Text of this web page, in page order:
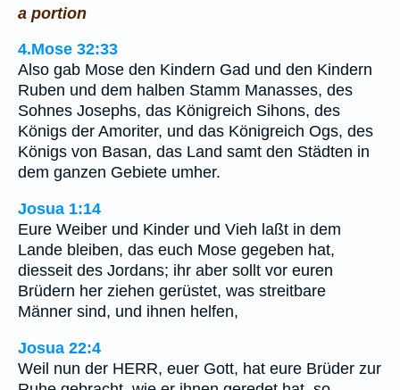
a portion
4.Mose 32:33
Also gab Mose den Kindern Gad und den Kindern
Ruben und dem halben Stamm Manasses, des
Sohnes Josephs, das Königreich Sihons, des
Königs der Amoriter, und das Königreich Ogs, des
Königs von Basan, das Land samt den Städten in
dem ganzen Gebiete umher.
Josua 1:14
Eure Weiber und Kinder und Vieh laßt in dem
Lande bleiben, das euch Mose gegeben hat,
diesseit des Jordans; ihr aber sollt vor euren
Brüdern her ziehen gerüstet, was streitbare
Männer sind, und ihnen helfen,
Josua 22:4
Weil nun der HERR, euer Gott, hat eure Brüder zur